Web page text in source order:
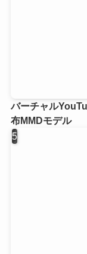
バーチャル
布MMDモデル